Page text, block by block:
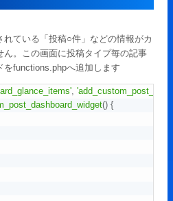
ている「投稿○件」などの情報がカ
。この画面に投稿タイプ毎の記事
functions.phpへ追加します
,
() {
Copy